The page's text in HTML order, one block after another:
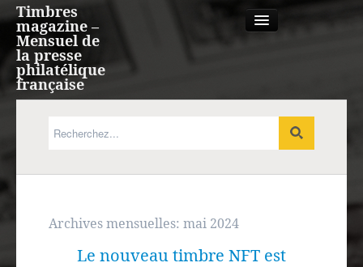
Timbres
magazine –
Mensuel de
la presse
philatélique
française
Expression française
Archives mensuelles: mai 2024
Le nouveau timbre NFT est